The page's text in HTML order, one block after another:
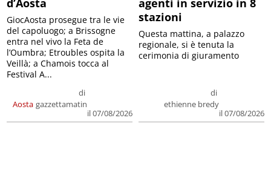
d’Aosta
Aosta
di
gazzettamatin
il 07/08/2026
GiocAosta prosegue tra le vie
del capoluogo; a Brissogne
entra nel vivo la Feta de
l’Oumbra; Etroubles ospita la
Veillà; a Chamois tocca al
Festival A...
agenti in servizio in 8
stazioni
di
ethienne bredy
il 07/08/2026
Questa mattina, a palazzo
regionale, si è tenuta la
cerimonia di giuramento